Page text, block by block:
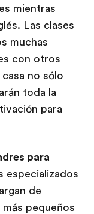
mientras
Las clases
muchas
con otros
no sólo
toda la
para
para
especializados
de
pequeños